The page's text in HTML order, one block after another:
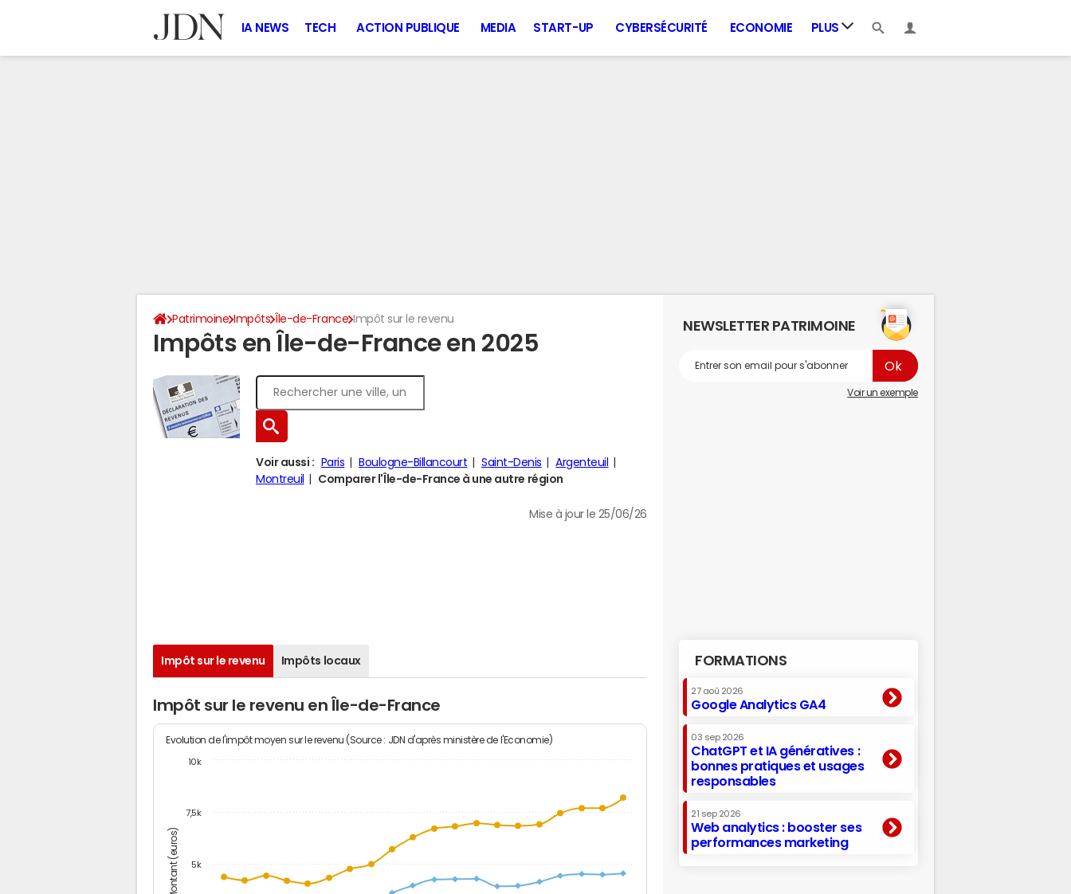
IA NEWS TECH ACTION PUBLIQUE MEDIA START-UP CYBERSÉCURITÉ ECONOMIE PLUS
Patrimoine Impôts Île-de-France Impôt sur le revenu
Impôts en Île-de-France en 2025
Voir aussi : Paris Boulogne-Billancourt Saint-Denis
Argenteuil
Montreuil
Comparer l'Île-de-France à une autre région
Mise à jour le 25/06/26
Impôt sur le revenu Impôts locaux
Impôt sur le revenu en Île-de-France
Montant (euros)
Evolution de l'impôt moyen sur le revenu (Source : JDN d'après ministère de l'Economie)
5k
7,5k
10k
NEWSLETTER PATRIMOINE
Voir un exemple
FORMATIONS
27 aoû 2026
Google Analytics GA4
03 sep 2026
ChatGPT et IA génératives :
bonnes pratiques et usages
responsables
21 sep 2026
Web analytics : booster ses
performances marketing